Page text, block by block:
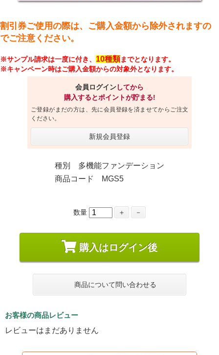
割引券ご使用の際は、ご購入金額から除外されますの
でご注意ください。
※サンプル請求は一度に付き、 10種類までとなります。
※キャンペーン時はご購入金額からの対象外となります。
会員ログインしてから
購入するとポイントが貯まる!
ご登録がまだの方は、先に会員登録を済ませてからご注文
ください。
新規会員登録
種別 多機能ファンデーション
商品コード MGS5
数量 ＋ －
購入はログイン後
商品について問い合わせる
お客様の商品レビュー
レビューはまだありません